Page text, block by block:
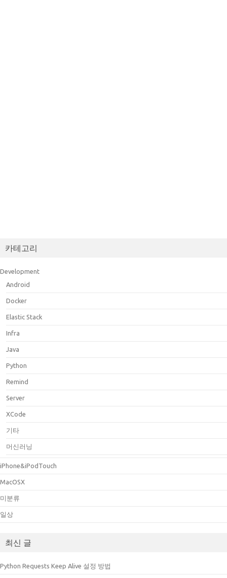
카테고리
Development
Android
Docker
Elastic Stack
Infra
Java
Python
Remind
Server
XCode
기타
머신러닝
iPhone&iPodTouch
MacOSX
미분류
일상
최신 글
Python Requests Keep Alive 설정 방법